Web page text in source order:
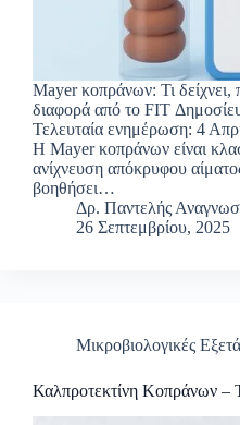
Mayer κοπράνων: Τι δείχνει,
διαφορά από το FIT
Τελευταία ενημέρωση: 4
Η Mayer κοπράνων είναι
ανίχνευση απόκρυφου
βοηθήσει…
Δρ. Παντελής
26 Σεπτεμβρίου, 2025
Μικροβιολογικές
Καλπροτεκτίνη Κοπράνων –